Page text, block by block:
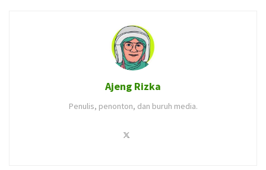
Ajeng Rizka
Penulis, penonton, dan buruh media.